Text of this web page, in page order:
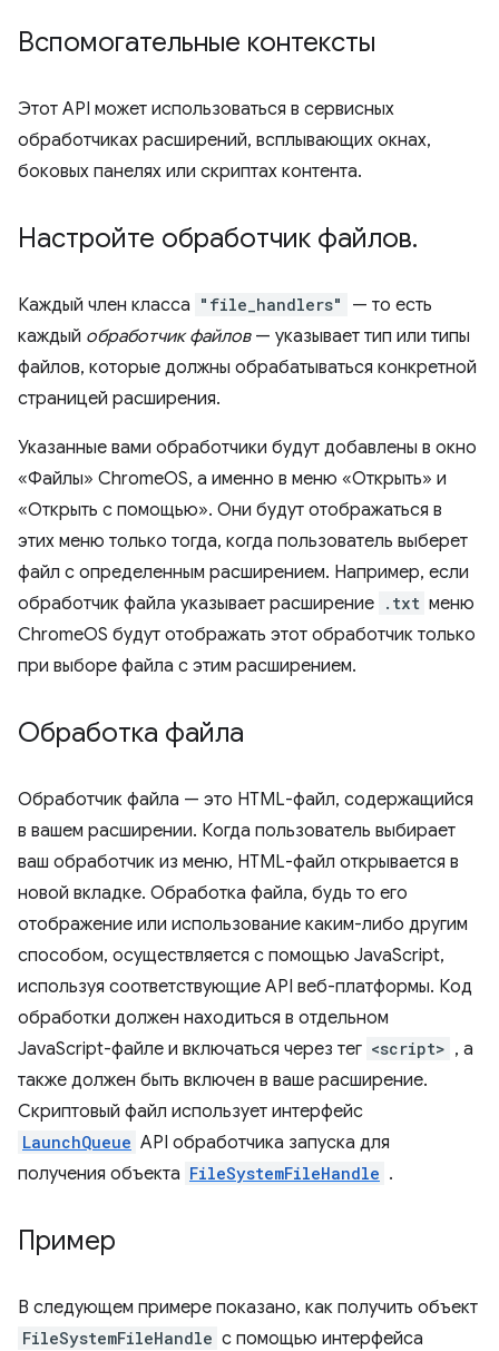
Вспомогательные контексты
Этот API может использоваться в сервисных
обработчиках расширений, всплывающих окнах,
боковых панелях или скриптах контента.
Настройте обработчик файлов.
Каждый член класса "file_handlers"
— то есть
каждый обработчик файлов— указывает тип или типы
файлов, которые должны обрабатываться конкретной
страницей расширения.
Указанные вами обработчики будут добавлены в окно
«Файлы» ChromeOS, а именно в меню «Открыть» и
«Открыть с помощью». Они будут отображаться в
этих меню только тогда, когда пользователь выберет
файл с определенным расширением. Например, если
обработчик файла указывает расширение .txt меню
ChromeOS будут отображать этот обработчик только
при выборе файла с этим расширением.
Обработка файла
Обработчик файла — это HTML-файл, содержащийся
в вашем расширении. Когда пользователь выбирает
ваш обработчик из меню, HTML-файл открывается в
новой вкладке. Обработка файла, будь то его
отображение или использование каким-либо другим
способом, осуществляется с помощью JavaScript,
используя соответствующие API веб-платформы. Код
обработки должен находиться в отдельном
JavaScript-файле и включаться через тег <script> , а
также должен быть включен в ваше расширение.
Скриптовый файл использует интерфейс
LaunchQueue API обработчика запуска для
получения объекта FileSystemFileHandle .
Пример
В следующем примере показано, как получить объект
FileSystemFileHandle с помощью интерфейса